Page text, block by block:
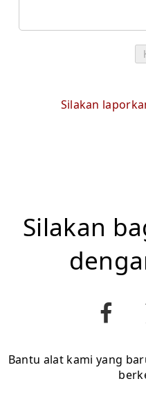
Silakan
Silakan
Bantu alat kami yang